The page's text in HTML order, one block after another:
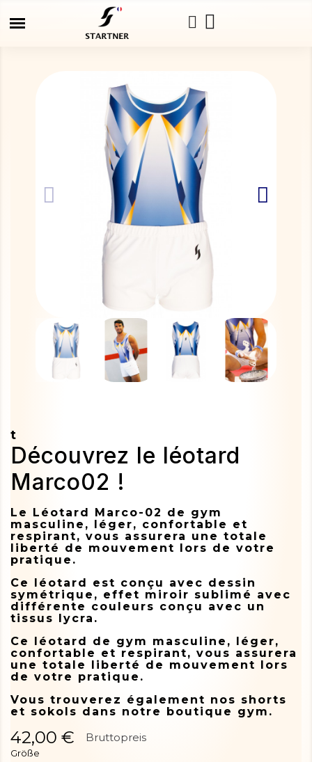
t
Découvrez le léotard
Marco02 !
Le Léotard Marco-02 de gym
masculine, léger, confortable et
respirant, vous assurera une totale
liberté de mouvement lors de votre
pratique.
Ce léotard est conçu avec dessin
symétrique, effet miroir sublimé avec
différente couleurs conçu avec un
tissus lycra.
Ce léotard de gym masculine, léger,
confortable et respirant, vous assurera
une totale liberté de mouvement lors
de votre pratique.
Vous trouverez également nos shorts
et sokols dans notre boutique gym.
42,00 € Bruttopreis
Größe